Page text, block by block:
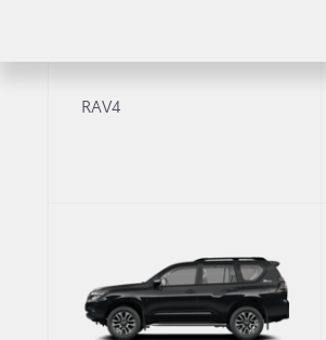
RAV4
Экстерьер